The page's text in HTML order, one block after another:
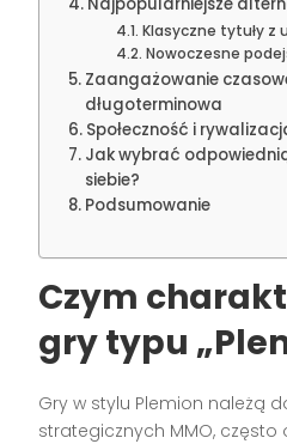
Klasyczne tytuły z
Nowoczesne
Zaangażowanie
długoterminowa
Społeczność i
Jak wybrać
siebie?
Podsumowanie
Czym
gry typu
Gry w stylu Plemion należą
strategicznych MMO,